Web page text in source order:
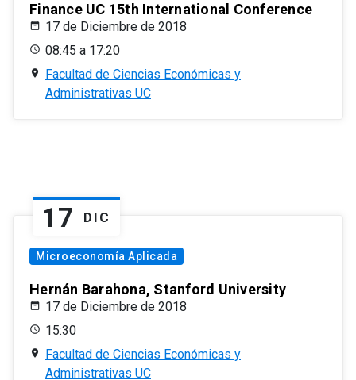
Finance UC 15th International Conference
17 de Diciembre de 2018
08:45 a 17:20
Facultad de Ciencias Económicas y
Administrativas UC
17 DIC
Microeconomía Aplicada
Hernán Barahona, Stanford University
17 de Diciembre de 2018
15:30
Facultad de Ciencias Económicas y
Administrativas UC